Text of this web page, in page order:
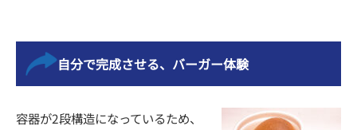
自分で完成させる、バーガー体験
容器が2段構造になっているため、